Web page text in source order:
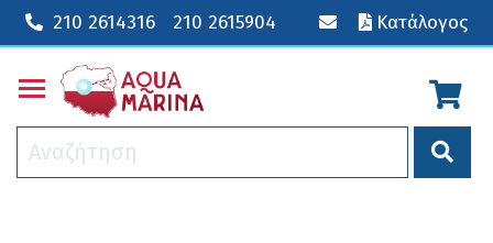
210 2614316 210 2615904 Κατάλογος
Toggle main menu visibility